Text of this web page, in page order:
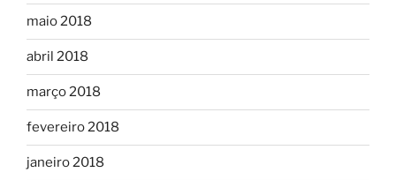
maio 2018
abril 2018
março 2018
fevereiro 2018
janeiro 2018